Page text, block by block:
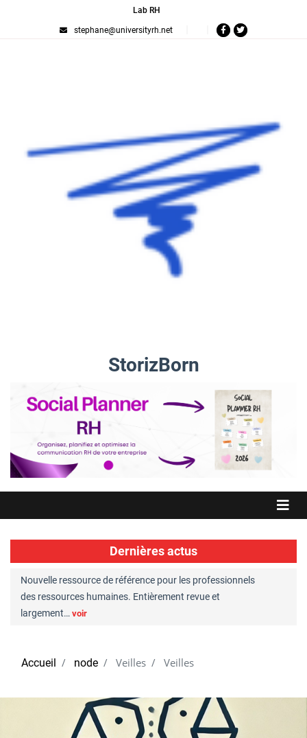
Lab RH
stephane@universityrh.net
StorizBorn
Dernières actus
Nouvelle ressource de référence pour les professionnels
des ressources humaines. Entièrement revue et
largement… voir
Accueil node Veilles Veilles